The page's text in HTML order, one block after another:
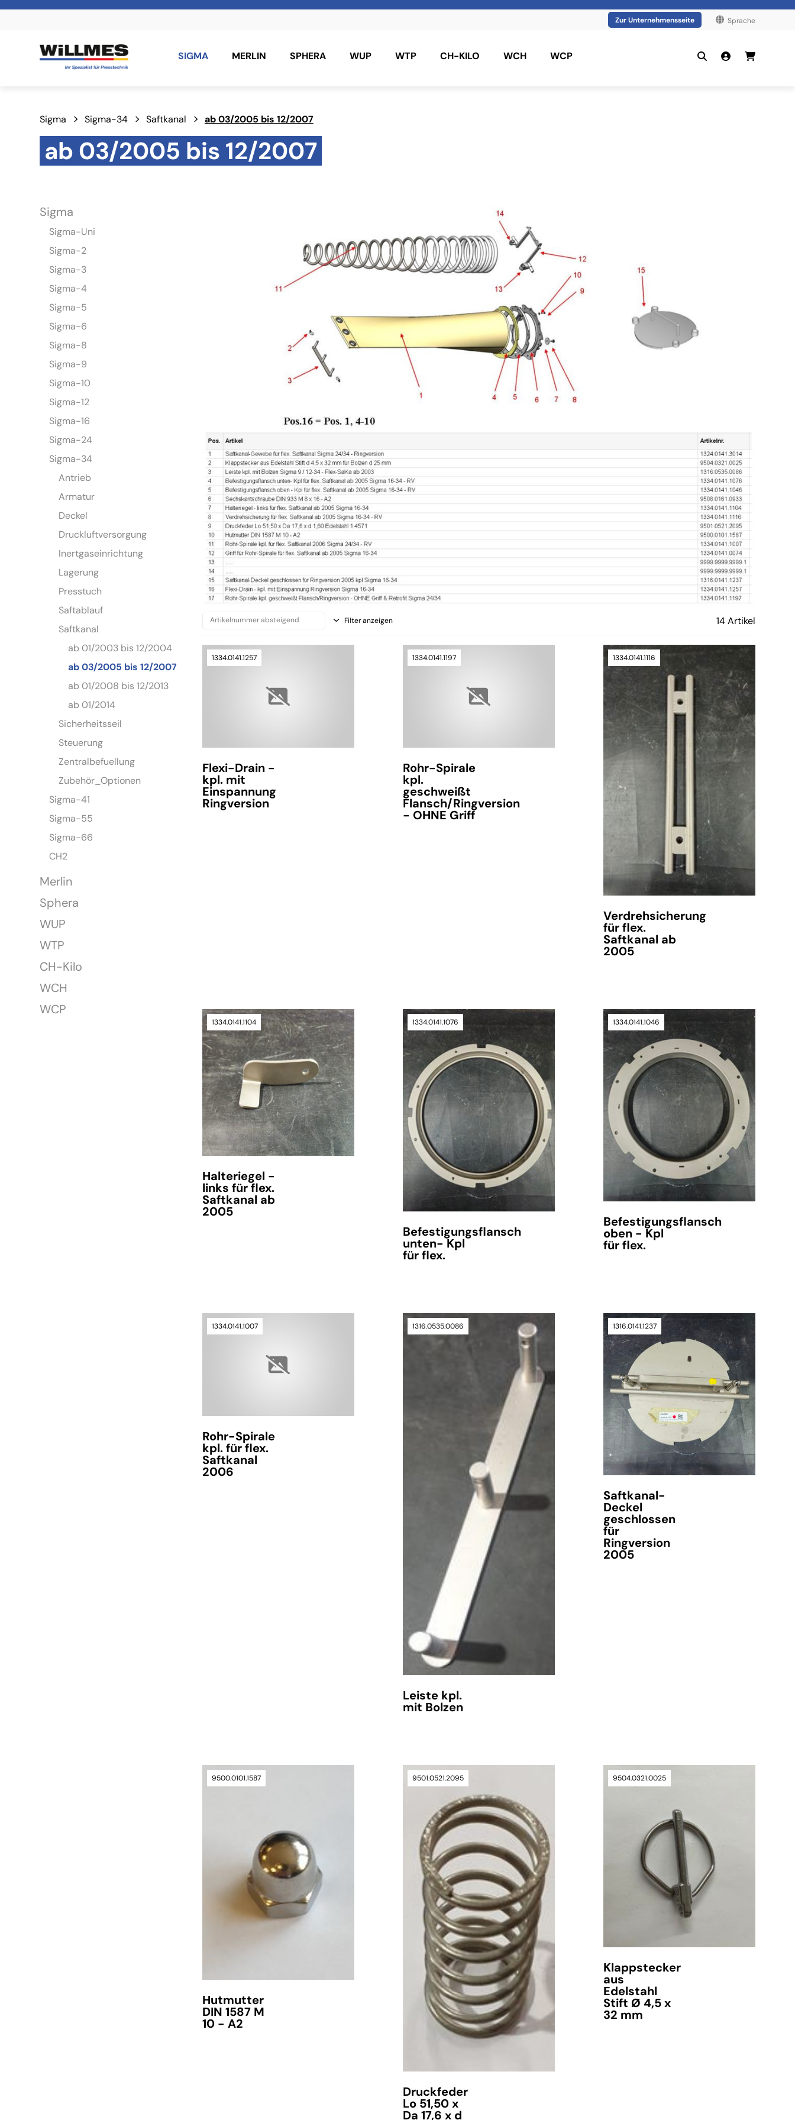
Sprache
Zur Unternehmensseite
SIGMA MERLIN SPHERA WUP WTP CH-KILO WCH WCP
Sigma Sigma-34 Saftkanal ab 03/2005 bis 12/2007
ab 03/2005 bis 12/2007
Sigma
Sigma-Uni
Sigma-2
Sigma-3
Sigma-4
Sigma-5
Sigma-6
Sigma-8
Sigma-9
Sigma-10
Sigma-12
Sigma-16
Sigma-24
Sigma-34
Antrieb
Armatur
Deckel
Druckluftversorgung
Inertgaseinrichtung
Lagerung
Presstuch
Saftablauf
Saftkanal
ab 01/2003 bis 12/2004
ab 03/2005 bis 12/2007
ab 01/2008 bis 12/2013
ab 01/2014
Sicherheitsseil
Steuerung
Zentralbefuellung
Zubehör_Optionen
Sigma-41
Sigma-55
Sigma-66
CH2
Merlin
Sphera
WUP
WTP
CH-Kilo
WCH
WCP
Filter anzeigen 14 Artikel
1334.0141.1257
Flexi-Drain -
kpl. mit
Einspannung
Ringversion
1334.0141.1197
Rohr-Spirale
kpl.
geschweißt
Flansch/Ringversion
- OHNE Griff
1334.0141.1116
verfügbar
Verdrehsicherung
für flex.
Saftkanal ab
2005
1334.0141.1104
Halteriegel -
links für flex.
Saftkanal ab
2005
1334.0141.1076
Befestigungsflansch
unten- Kpl
für flex.
1334.0141.1046
verfügbar
Befestigungsflansch
oben - Kpl
für flex.
1334.0141.1007
Rohr-Spirale
kpl. für flex.
Saftkanal
2006
1316.0535.0086
verfügbar
Leiste kpl.
mit Bolzen
1316.0141.1237
Saftkanal-
Deckel
geschlossen
für
Ringversion
2005
9500.0101.1587
Hutmutter
DIN 1587 M
10 - A2
9501.0521.2095
Druckfeder
Lo 51,50 x
Da 17,6 x d
9504.0321.0025
Klappstecker
aus
Edelstahl
Stift Ø 4,5 x
32 mm